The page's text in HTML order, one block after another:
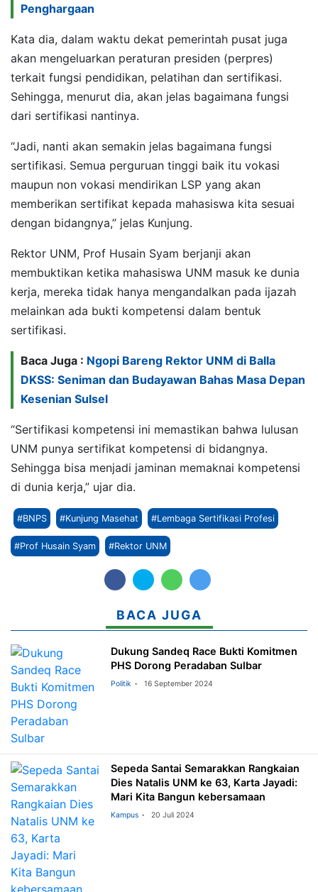
Penghargaan
Kata dia, dalam waktu dekat pemerintah pusat juga
akan mengeluarkan peraturan presiden (perpres)
terkait fungsi pendidikan, pelatihan dan sertifikasi.
Sehingga, menurut dia, akan jelas bagaimana fungsi
dari sertifikasi nantinya.
“Jadi, nanti akan semakin jelas bagaimana fungsi
sertifikasi. Semua perguruan tinggi baik itu vokasi
maupun non vokasi mendirikan LSP yang akan
memberikan sertifikat kepada mahasiswa kita sesuai
dengan bidangnya,” jelas Kunjung.
Rektor UNM, Prof Husain Syam berjanji akan
membuktikan ketika mahasiswa UNM masuk ke dunia
kerja, mereka tidak hanya mengandalkan pada ijazah
melainkan ada bukti kompetensi dalam bentuk
sertifikasi.
Baca Juga : Ngopi Bareng Rektor UNM di Balla
DKSS: Seniman dan Budayawan Bahas Masa Depan
Kesenian Sulsel
“Sertifikasi kompetensi ini memastikan bahwa lulusan
UNM punya sertifikat kompetensi di bidangnya.
Sehingga bisa menjadi jaminan memaknai kompetensi
di dunia kerja,” ujar dia.
#BNPS #Kunjung Masehat #Lembaga Sertifikasi Profesi
#Prof Husain Syam #Rektor UNM
BACA JUGA
Dukung Sandeq Race Bukti Komitmen
PHS Dorong Peradaban Sulbar
Politik 16 September 2024
Sepeda Santai Semarakkan Rangkaian
Dies Natalis UNM ke 63, Karta Jayadi:
Mari Kita Bangun kebersamaan
Kampus 20 Juli 2024